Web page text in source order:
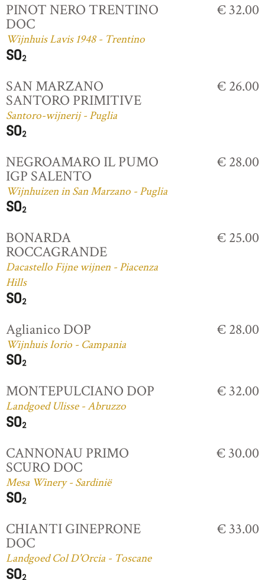
PINOT NERO TRENTINO
DOC
Wijnhuis Lavis 1948 - Trentino
€ 32.00
SAN MARZANO
SANTORO PRIMITIVE
Santoro-wijnerij - Puglia
€ 26.00
NEGROAMARO IL PUMO
IGP SALENTO
Wijnhuizen in San Marzano - Puglia
€ 28.00
BONARDA
ROCCAGRANDE
Dacastello Fijne wijnen - Piacenza
Hills
€ 25.00
Aglianico DOP
Wijnhuis Iorio - Campania
€ 28.00
MONTEPULCIANO DOP
Landgoed Ulisse - Abruzzo
€ 32.00
CANNONAU PRIMO
SCURO DOC
Mesa Winery - Sardinië
€ 30.00
CHIANTI GINEPRONE
DOC
Landgoed Col D'Orcia - Toscane
€ 33.00